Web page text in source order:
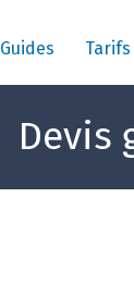
Guides Tarifs
Devis